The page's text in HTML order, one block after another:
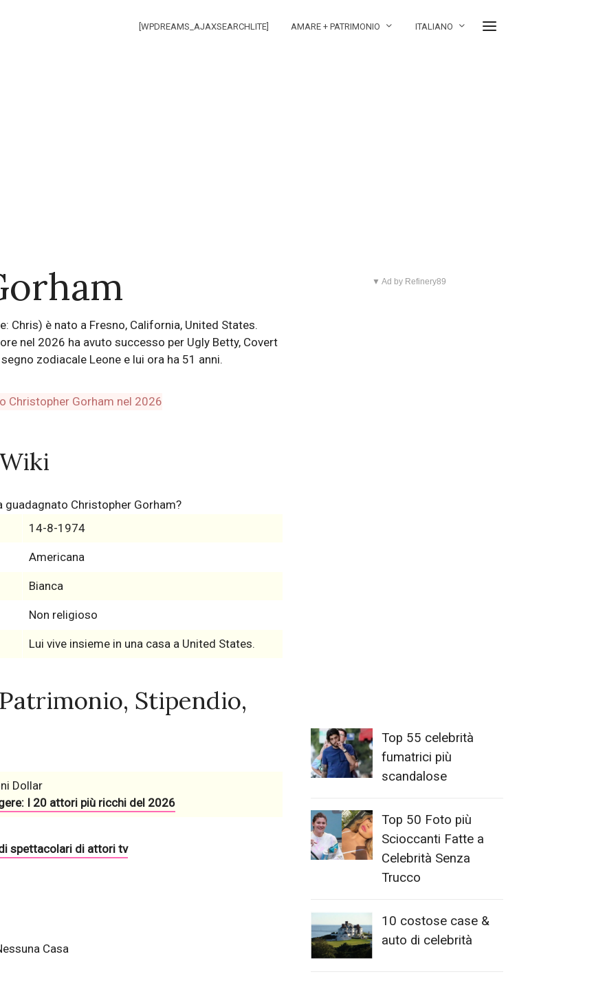
[WPDREAMS_AJAXSEARCHLITE] AMARE + PATRIMONIO ITALIANO
Chris) è nato a Fresno, California, United States.
nel 2026 ha avuto successo per Ugly Betty, Covert
zodiacale Leone e lui ora ha 51 anni.
guadagnato Christopher Gorham?
14-8-1974
Americana
Bianca
Non religioso
Lui vive insieme in una casa a United States.
Stipendio,
Dollar
I 20 attori più ricchi del 2026
spettacolari di attori tv
Casa
▼ Ad by Refinery89
Top 55 celebrità
fumatrici più
scandalose
Top 50 Foto più
Scioccanti Fatte a
Celebrità Senza
Trucco
10 costose case &
auto di celebrità